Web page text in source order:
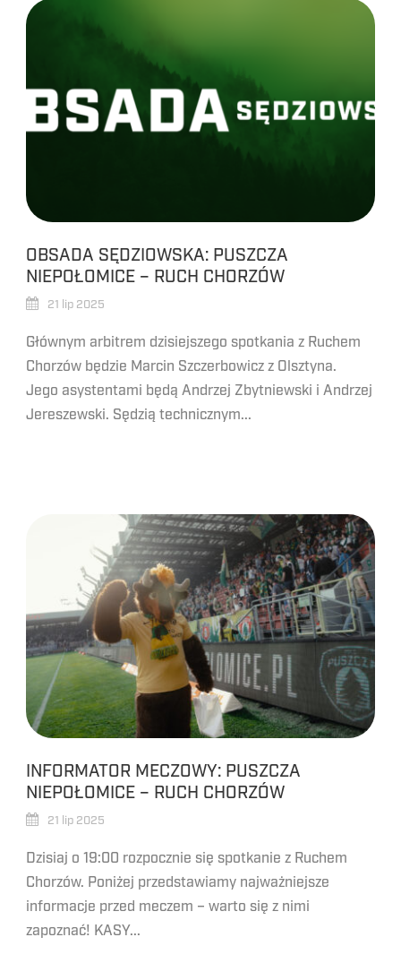
OBSADA SĘDZIOWSKA: PUSZCZA
NIEPOŁOMICE – RUCH CHORZÓW
21 lip 2025
Głównym arbitrem dzisiejszego spotkania z Ruchem
Chorzów będzie Marcin Szczerbowicz z Olsztyna.
Jego asystentami będą Andrzej Zbytniewski i Andrzej
Jereszewski. Sędzią technicznym...
INFORMATOR MECZOWY: PUSZCZA
NIEPOŁOMICE – RUCH CHORZÓW
21 lip 2025
Dzisiaj o 19:00 rozpocznie się spotkanie z Ruchem
Chorzów. Poniżej przedstawiamy najważniejsze
informacje przed meczem – warto się z nimi
zapoznać! KASY...